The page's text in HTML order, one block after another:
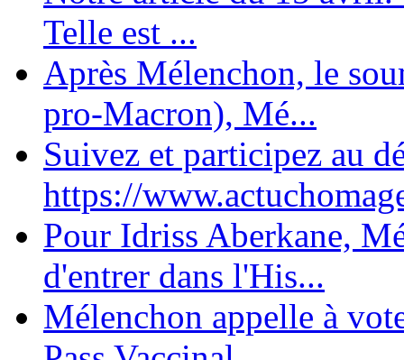
Telle est ...
Après Mélenchon, le
pro-Macron), Mé...
Suivez et participez au
https://
Pour Idriss Aberkane,
d'entrer dans l'His...
Mélenchon appelle à